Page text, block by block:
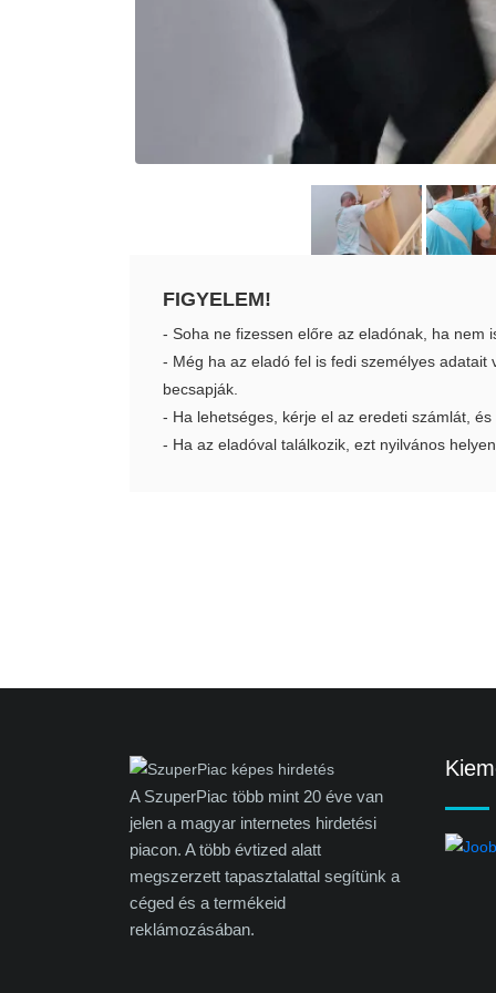
FIGYELEM!
- Soha ne fizessen előre az eladónak, ha nem
- Még ha az eladó fel is fedi személyes
becsapják.
- Ha lehetséges, kérje el az eredeti számlát,
- Ha az eladóval találkozik, ezt nyilvános
A SzuperPiac több mint 20 éve van
jelen a magyar internetes hirdetési
piacon. A több évtized alatt
megszerzett tapasztalattal segítünk a
céged és a termékeid
reklámozásában.